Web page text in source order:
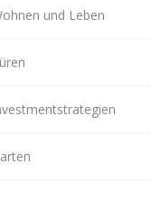
und Leben